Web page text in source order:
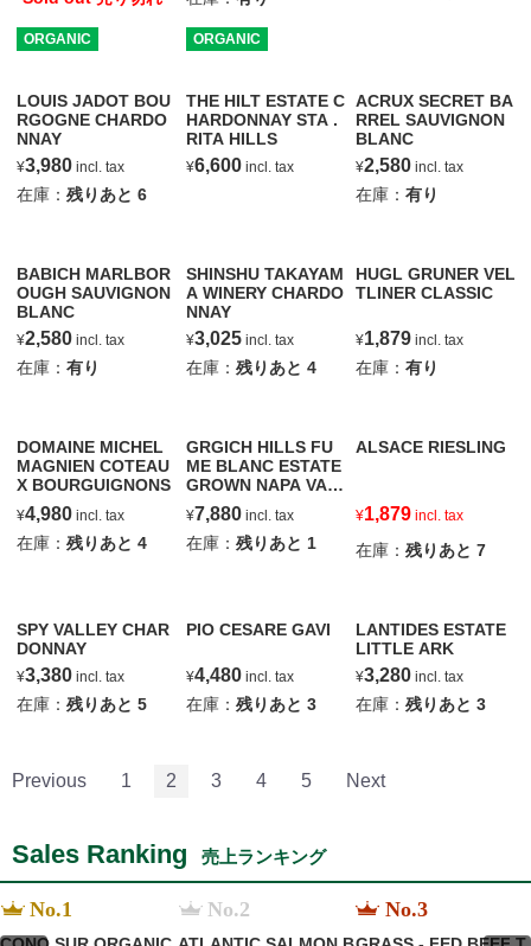
ORGANIC ORGANIC
LOUIS JADOT BOU
RGOGNE CHARDO
NNAY
¥3,980 incl. tax
在庫：残りあと6
THE HILT ESTATE C
HARDONNAY STA .
RITA HILLS
¥6,600incl. tax
ACRUX SECRET BA
RREL SAUVIGNON
BLANC
¥2,580incl. tax
在庫： 有り
BABICH MARLBOR
OUGH SAUVIGNON
BLANC
¥2,580 incl. tax
在庫：有り
SHINSHU TAKAYAM
A WINERY CHARDO
NNAY
¥3,025incl. tax
在庫： 残りあと 4
HUGL GRUNER VEL
TLINER CLASSIC
¥1,879incl. tax
在庫： 有り
DOMAINE MICHEL
MAGNIEN COTEAU
X BOURGUIGNONS
¥4,980 incl. tax
在庫：残りあと4
GRGICH HILLS FU
ME BLANC ESTATE
GROWN NAPA VAL
LEY
¥7,880incl. tax
在庫： 残りあと 1
ALSACE RIESLING
¥1,879incl. tax
在庫： 残りあと 7
SPY VALLEY CHAR
DONNAY
¥3,380 incl. tax
在庫：残りあと5
PIO CESARE GAVI
¥4,480incl. tax
在庫： 残りあと 3
LANTIDES ESTATE
LITTLE ARK
¥3,280incl. tax
在庫： 残りあと 3
Previous 1 2 3 4 5 Next
Sales Ranking 売上ランキング
No.1 No.2 No.3